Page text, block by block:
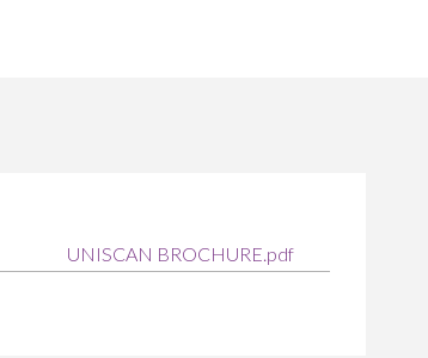
UNISCAN BROCHURE.pdf